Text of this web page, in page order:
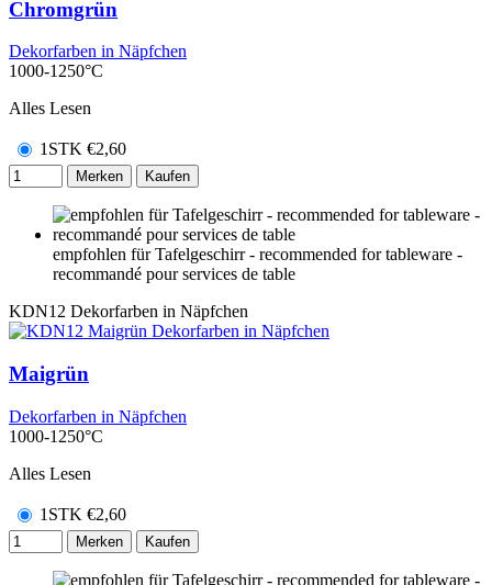
Chromgrün
Dekorfarben in Näpfchen
1000-1250°C
Alles Lesen
1STK €2,60
Merken Kaufen
empfohlen für Tafelgeschirr - recommended for tableware -
recommandé pour services de table
KDN12 Dekorfarben in Näpfchen
Maigrün
Dekorfarben in Näpfchen
1000-1250°C
Alles Lesen
1STK €2,60
Merken Kaufen